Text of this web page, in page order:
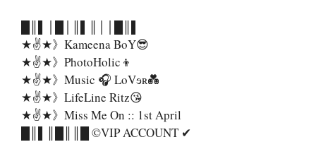
★✌★》Kameena BoY😎
★✌★》PhotoHolic👦
★✌★》Music 🎧 LoVɘʀ💑
★✌★》LifeLine Ritz😘
★✌★》Miss Me On :: 1st April
█║▌║█║║█ ©VIP ACCOUNT ✔